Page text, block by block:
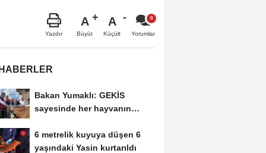
Yazdır
A
Büyüt
A
Küçült Yorumlar
Bakan Yumaklı: GEKİS
sayesinde her hayvanın
6 metrelik kuyuya düşen 6
yaşındaki Yasin kurtarıldı